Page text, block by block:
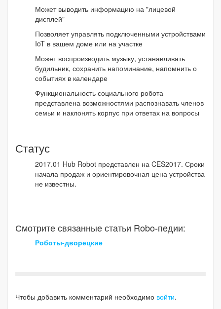
Может выводить информацию на "лицевой
дисплей"
Позволяет управлять подключенными устройствами
IoT в вашем доме или на участке
Может воспроизводить музыку, устанавливать
будильник, сохранить напоминание, напомнить о
событиях в календаре
Функциональность социального робота
представлена возможностями распознавать членов
семьи и наклонять корпус при ответах на вопросы
Статус
2017.01 Hub Robot представлен на CES2017. Сроки
начала продаж и ориентировочная цена устройства
не известны.
Смотрите связанные статьи Robo-педии:
Роботы-дворецкие
Чтобы добавить комментарий необходимо войти.